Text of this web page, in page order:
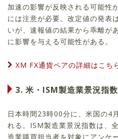
加速の影響が反映される可能性
には注意が必要。改定値の発表
いが、速報値の結果から乖離が
に影響を与える可能性がある。
XM FX通貨ペアの詳細はこち
3. 米・ISM製造業景況指
日本時間23時00分に、米国の4
れる。ISM製造業景況指数は、
造業購買担当者を対象にアンケ